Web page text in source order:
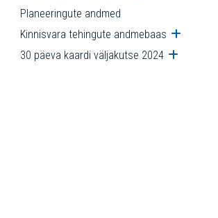
Planeeringute andmed
Kinnisvara tehingute andmebaas Ava
30 päeva kaardi väljakutse 2024 Ava